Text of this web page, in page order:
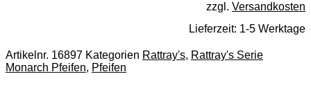
zzgl. Versandkosten
Lieferzeit: 1-5 Werktage
Artikelnr. 16897 Kategorien Rattray's, Rattray's Serie
Monarch Pfeifen, Pfeifen